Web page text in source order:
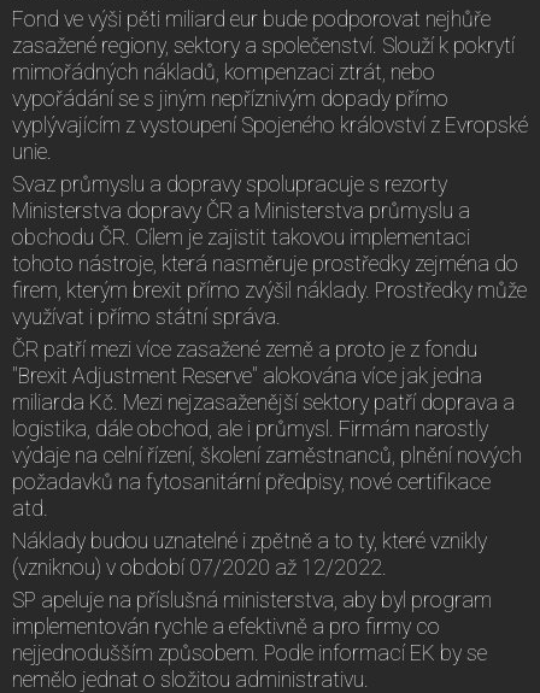
Fond ve výši pěti miliard eur bude podporovat nejhůře
zasažené regiony, sektory a společenství. Slouží k pokrytí
mimořádných nákladů, kompenzaci ztrát, nebo
vypořádání se s jiným nepříznivým dopady přímo
vyplývajícím z vystoupení Spojeného království z Evropské
unie.
Svaz průmyslu a dopravy spolupracuje s rezorty
Ministerstva dopravy ČR a Ministerstva průmyslu a
obchodu ČR. Cílem je zajistit takovou implementaci
tohoto nástroje, která nasměruje prostředky zejména do
firem, kterým brexit přímo zvýšil náklady. Prostředky může
využívat i přímo státní správa.
ČR patří mezi více zasažené země a proto je z fondu
"Brexit Adjustment Reserve" alokována více jak jedna
miliarda Kč. Mezi nejzasaženější sektory patří doprava a
logistika, dále obchod, ale i průmysl. Firmám narostly
výdaje na celní řízení, školení zaměstnanců, plnění nových
požadavků na fytosanitární předpisy, nové certifikace
atd.
Náklady budou uznatelné i zpětně a to ty, které vznikly
(vzniknou) v období 07/2020 až 12/2022.
SP apeluje na příslušná ministerstva, aby byl program
implementován rychle a efektivně a pro firmy co
nejjednodušším způsobem. Podle informací EK by se
nemělo jednat o složitou administrativu.